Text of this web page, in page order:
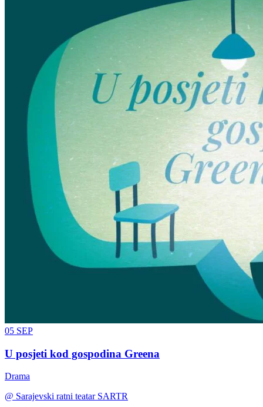
05 SEP
U posjeti kod gospodina Greena
Drama
@ Sarajevski ratni teatar SARTR